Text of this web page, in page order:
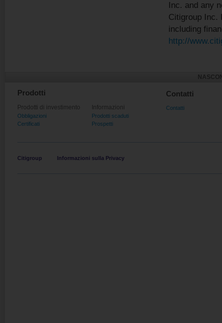
Inc. and any
Citigroup Inc.
including
http://
Prodotti
Prodotti di investimento
Obbligazioni
Certificati
Informazioni
Prodotti scaduti
Prospetti
Contatti
Contatti
Citigroup Informazioni sulla Privacy